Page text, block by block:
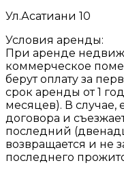
Ул.Асатиани 10
Условия аренды:
При аренде
коммерческое
берут оплату за
срок аренды от 1
месяцев). В случае,
договора и
последний
возвращается и не
последнего